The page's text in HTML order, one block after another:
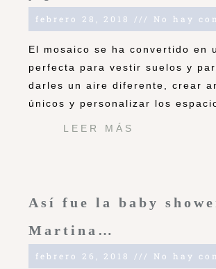
febrero 28, 2018 No hay
El mosaico se ha convertido en
perfecta para vestir suelos y
darles un aire diferente, crear
únicos y personalizar los
LEER MÁS
Así fue la baby
Martina…
febrero 26, 2018 No hay